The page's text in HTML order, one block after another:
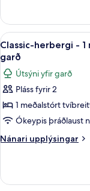
rúm
útsýni
yfir
garð
herbergi
1
meðalstórt
tvíbreitt
rúm
yfir
garð
Skoða
allar
myndir
fyrir
Classic-
herbergi
-
1
rúm
6
Classic-herbergi -
garð
Útsýni yfir garð
Pláss fyrir 2
1 meðalstórt
Ókeypis þráðlaust
Nánari upplýsingar
Nánari
herbergi